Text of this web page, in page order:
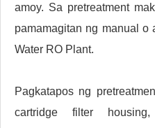
amoy. Sa pretreatment
pamamagitan ng manual o
Water RO Plant.
Pagkatapos ng
cartridge filter